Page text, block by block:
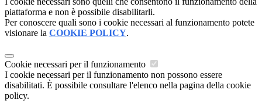
piattaforma e non è possibile disabilitarli.
Per conoscere quali sono i cookie necessari al funzionamento potete
visionare la COOKIE POLICY.
Cookie necessari per il funzionamento
I cookie necessari per il funzionamento non possono essere
disabilitati. È possibile consultare l'elenco nella pagina della cookie
policy.